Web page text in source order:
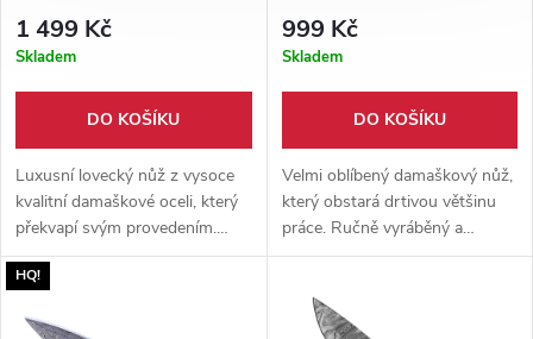
1 499 Kč
Skladem
DO KOŠÍKU
Luxusní lovecký nůž z vysoce
kvalitní damaškové oceli, který
překvapí svým provedením.
Dodáván společně s ručně
šitým pouzdrem z hovězí kůže.
999 Kč
Skladem
DO KOŠÍKU
Velmi oblíbený damaškový nůž,
který obstará drtivou většinu
práce. Ručně vyráběný a
vysoce kvalitní. Dodáván s
kůže.
HQ!